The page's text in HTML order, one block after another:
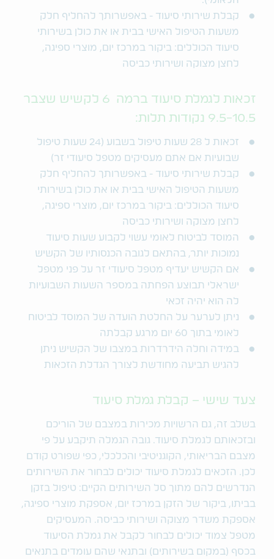
קבלת שירותי סיעוד - באפשרותך להחליף חלק
משעות הטיפול האישי בבית או את כולן בשירותי
סיעוד הכוללים: ביקור במרכז יום, מוצרי ספיגה,
לחצן מצוקה ושירותי כביסה
זכאות לגמלת סיעוד ברמה 6 לקשיש שצבר
9.5-10.5 נקודות תלות:
זכאות ל 28 שעות טיפול בשבוע (24 שעות טיפול
שבועיות אם אתם מעסיקים מטפל סיעודי זר)
קבלת שירותי סיעוד - באפשרותך להחליף חלק
משעות הטיפול האישי בבית או את כולן בשירותי
סיעוד הכוללים: ביקור במרכז יום, מוצרי ספיגה,
לחצן מצוקה ושירותי כביסה
המוסד לביטוח לאומי עשוי לקבוע שעות סיעוד
נמוכות יותר, בהתאם לגובה הכנסותיו של הקשיש
אם הקשיש יעדיף מטפל סיעודי זר על פני מטפל
ישראלי תבוצע הפחתה במספר השעות השבועיות
לה הוא יהיה זכאי
ניתן לערער על החלטת הועדה של המוסד לביטוח
לאומי בתוך 60 יום מרגע קבלתה
במידה וחלה הידרדרות במצבו של הקשיש ניתן
להגיש תביעה מחודשת לצורך הגדלת הזכאות
צעד שישי – קבלת גמלת סיעוד
בשלב זה, גם הרשויות מכירות במצבם של הוריכם
ובזכאותם לגמלת סיעוד. גובה הגמלה תיקבע על פי
מצבם הבריאותי, הקוגניטיבי והכלכלי, כפי שפורט קודם
לכן. הזכאים לגמלת סיעוד יכולים לבחור את השירותים
הנדרשים להם מתוך סל השירותים הקיים: טיפול בזקן
בביתו, ביקור של הזקן במרכז יום, אספקת מוצרי ספיגה,
אספקת משדר מצוקה ושירותי כביסה. המעסיקים
מטפל צמוד יכולים לבחור לקבל את גמלת הסיעוד
בכסף (במקום בשירותים) ובתנאי שהם עומדים בתנאים